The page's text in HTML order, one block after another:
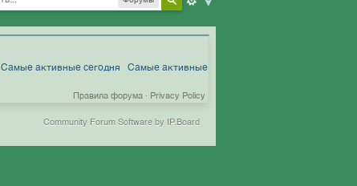
Самые активные сегодня Самые активные
Privacy Policy
Правила форума ·
Community Forum Software by IP.Board